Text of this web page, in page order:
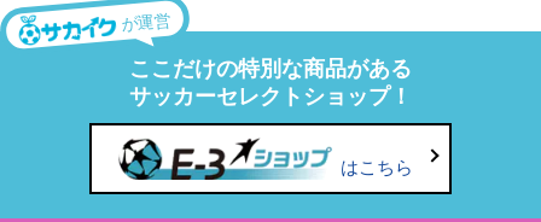
が運営
ここだけの特別な商品がある
サッカーセレクトショップ！
はこちら